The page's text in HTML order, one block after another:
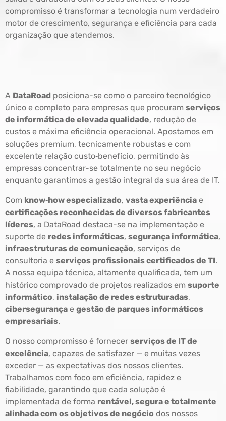
compromisso é transformar a tecnologia num verdadeiro
motor de crescimento, segurança e eficiência para cada
organização que atendemos.
A DataRoad posiciona-se como o parceiro tecnológico
único e completo para empresas que procuram serviços
de informática de elevada qualidade, redução de
custos e máxima eficiência operacional. Apostamos em
soluções premium, tecnicamente robustas e com
excelente relação custo‑benefício, permitindo às
empresas concentrar-se totalmente no seu negócio
enquanto garantimos a gestão integral da sua área de IT.
Com know‑how especializado, vasta experiência e
certificações reconhecidas de diversos fabricantes
líderes, a DataRoad destaca-se na implementação e
suporte de redes informáticas, segurança informática,
infraestruturas de comunicação, serviços de
consultoria e serviços profissionais certificados de TI.
A nossa equipa técnica, altamente qualificada, tem um
histórico comprovado de projetos realizados em suporte
informático, instalação de redes estruturadas,
cibersegurança e gestão de parques informáticos
empresariais.
O nosso compromisso é fornecer serviços de IT de
excelência, capazes de satisfazer — e muitas vezes
exceder — as expectativas dos nossos clientes.
Trabalhamos com foco em eficiência, rapidez e
fiabilidade, garantindo que cada solução é
implementada de forma rentável, segura e totalmente
alinhada com os objetivos de negócio dos nossos